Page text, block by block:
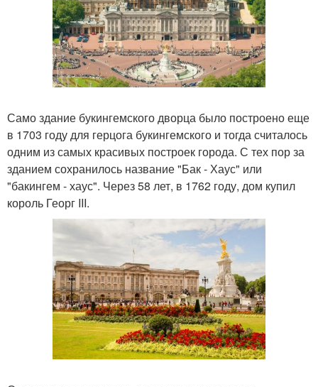
Само здание букингемского дворца было построено еще
в 1703 году для герцога букингемского и тогда считалось
одним из самых красивых построек города. С тех пор за
зданием сохранилось название "Бак - Хаус" или
"бакингем - хаус". Через 58 лет, в 1762 году, дом купил
король Георг III.